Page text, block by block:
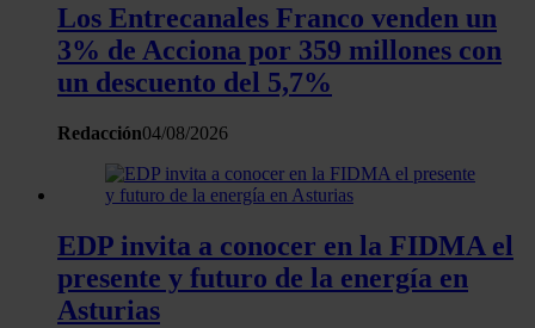
Los Entrecanales Franco venden un
3% de Acciona por 359 millones con
un descuento del 5,7%
Redacción04/08/2026
EDP invita a conocer en la FIDMA el
presente y futuro de la energía en
Asturias